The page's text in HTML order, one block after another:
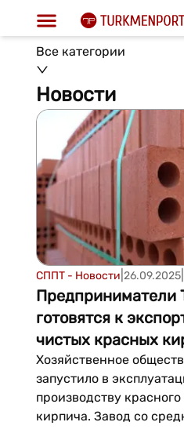
Все категории
Новости
СППТ - Новости 26.09.2025|
Предприниматели
готовятся к экспорту
чистых красных
Хозяйственное
запустило в
производству
кирпича. Завод со